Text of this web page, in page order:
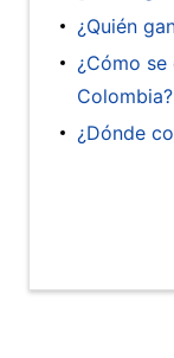
¿Quién
¿Cómo
Colombia?
¿Dónde